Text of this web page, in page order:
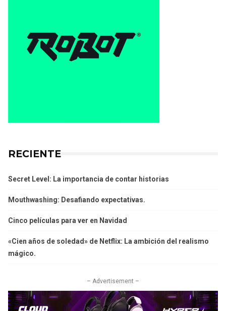
RECIENTE
Secret Level: La importancia de contar historias
Mouthwashing: Desafiando expectativas.
Cinco películas para ver en Navidad
«Cien años de soledad» de Netflix: La ambición del realismo
mágico.
– Advertisement –